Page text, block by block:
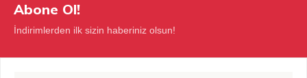
Abone Ol!
İndirimlerden ilk sizin haberiniz olsun!